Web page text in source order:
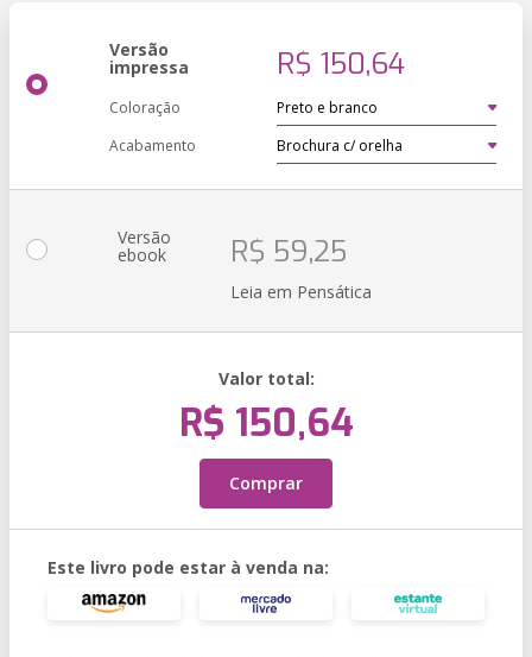
Versão
impressa R$ 150,64
Coloração
Acabamento
Versão
ebook R$ 59,25
Leia em Pensática
Valor total:
R$ 150,64
Comprar
Este livro pode estar à venda na: